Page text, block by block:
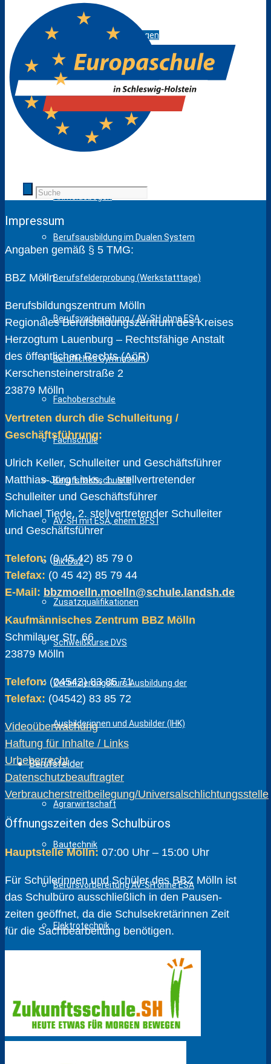
Projekte / Veranstaltungen
Schulbibliothek
Standorte
Anmeldebögen
Berufsausbildung im Dualen System
Berufsfelderprobung (Werkstatttage)
Berufsvorbereitung / AV-SH ohne ESA
Berufliches Gymnasium
Fachoberschule
Fachschule
Berufsfachschule III
AV-SH mit ESA, ehem. BFS I
Bik-DaZ
Zusatzqualifikationen
Schweißkurse DVS
Zertifizierungskurs Ausbildung der
Ausbilderinnen und Ausbilder (IHK)
Berufsfelder
Agrarwirtschaft
Bautechnik
Berufsvorbereitung AV-SH ohne ESA
Elektrotechnik
Ernährung und Hauswirtschaft
Farbtechnik, Raumgestaltung und
Impressum
Angaben gemäß § 5 TMG:
BBZ Mölln
Berufsbildungszentrum Mölln
Regionales Berufsbildungszentrum des Kreises
Herzogtum Lauenburg – Rechtsfähige Anstalt
des öffentlichen Rechts (AöR)
Kerschensteinerstraße 2
23879 Mölln
Vertreten durch die Schulleitung /
Geschäftsführung:
Ulrich Keller, Schulleiter und Geschäftsführer
Matthias-Jörg Links, 1. stellvertretender
Schulleiter und Geschäftsführer
Michael Tiede, 2. stellvertretender Schulleiter
und Geschäftsführer
Telefon: (0 45 42) 85 79 0
Telefax: (0 45 42) 85 79 44
E-Mail: bbzmoelln.moelln@schule.landsh.de
Kaufmännisches Zentrum BBZ Mölln
Schmilauer Str. 66
23879 Mölln
Telefon: (04542) 83 85 71
Telefax: (04542) 83 85 72
Videoüberwachung
Haftung für Inhalte / Links
Urheberrecht
Datenschutzbeauftragter
Verbraucherstreitbeilegung/Universalschlichtungsstelle
Öffnungszeiten des Schulbüros
Hauptstelle Mölln: 07:00 Uhr – 15:00 Uhr
Für Schülerinnen und Schüler des BBZ Mölln ist
das Schulbüro ausschließlich in den Pausen­
zeiten geöffnet, da die Schul­sekretärinnen Zeit
für die Sach­bear­beitung benötigen.